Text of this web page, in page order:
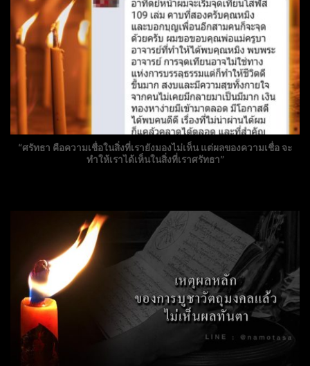
“ศรัทธา คือความเชื่อในสิ่งที่เรายังมองไม่เห็น แต่ผลของความเชื่อ จะ
ทำให้เราได้เห็นในสิ่งที่เราศรัทธา”